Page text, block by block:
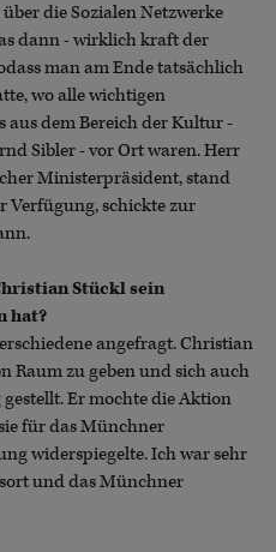
die Sozialen Netzwerke
dann - wirklich kraft der
man am Ende tatsächlich
wo alle wichtigen
aus dem Bereich der Kultur -
Sibler - vor Ort waren. Herr
Ministerpräsident, stand
Verfügung, schickte zur
Stückl sein
hat?
angefragt. Christian
Raum zu geben und sich auch
Er mochte die Aktion
für das Münchner
widerspiegelte. Ich war sehr
und das Münchner